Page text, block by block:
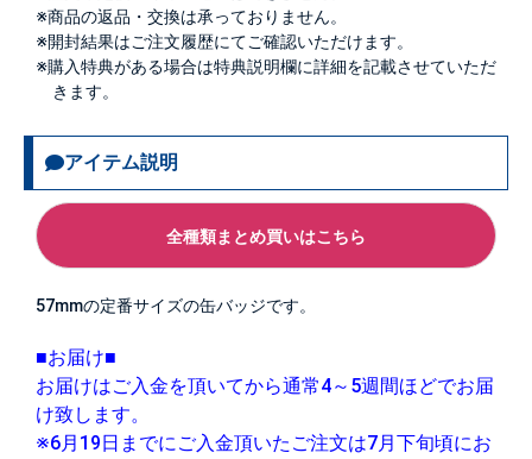
※商品の返品・交換は承っておりません。
※開封結果はご注文履歴にてご確認いただけます。
※購入特典がある場合は特典説明欄に詳細を記載させていただ
きます。
アイテム説明
全種類まとめ買いはこちら
57mmの定番サイズの缶バッジです。
■お届け■
お届けはご入金を頂いてから通常4～5週間ほどでお届
け致します。
※6月19日までにご入金頂いたご注文は7月下旬頃にお